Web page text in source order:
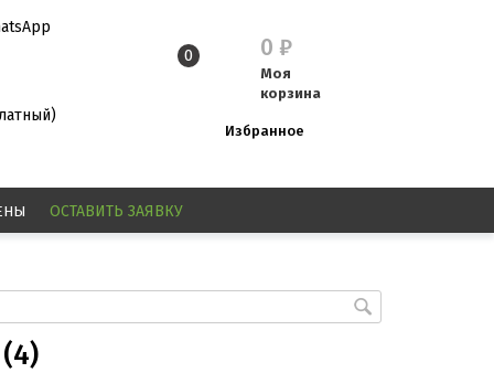
0 0 ₽
Моя
корзина
Избранное
ОСТАВИТЬ ЗАЯВКУ